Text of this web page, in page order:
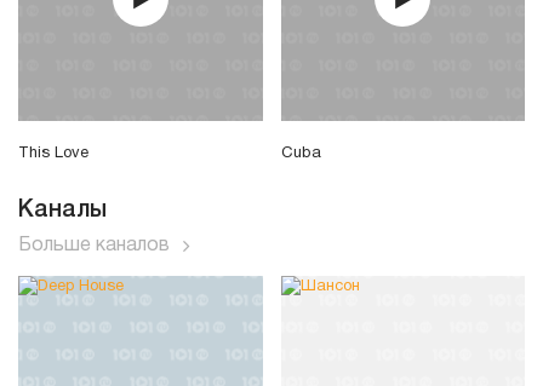
This Love Cuba
Каналы
Больше каналов